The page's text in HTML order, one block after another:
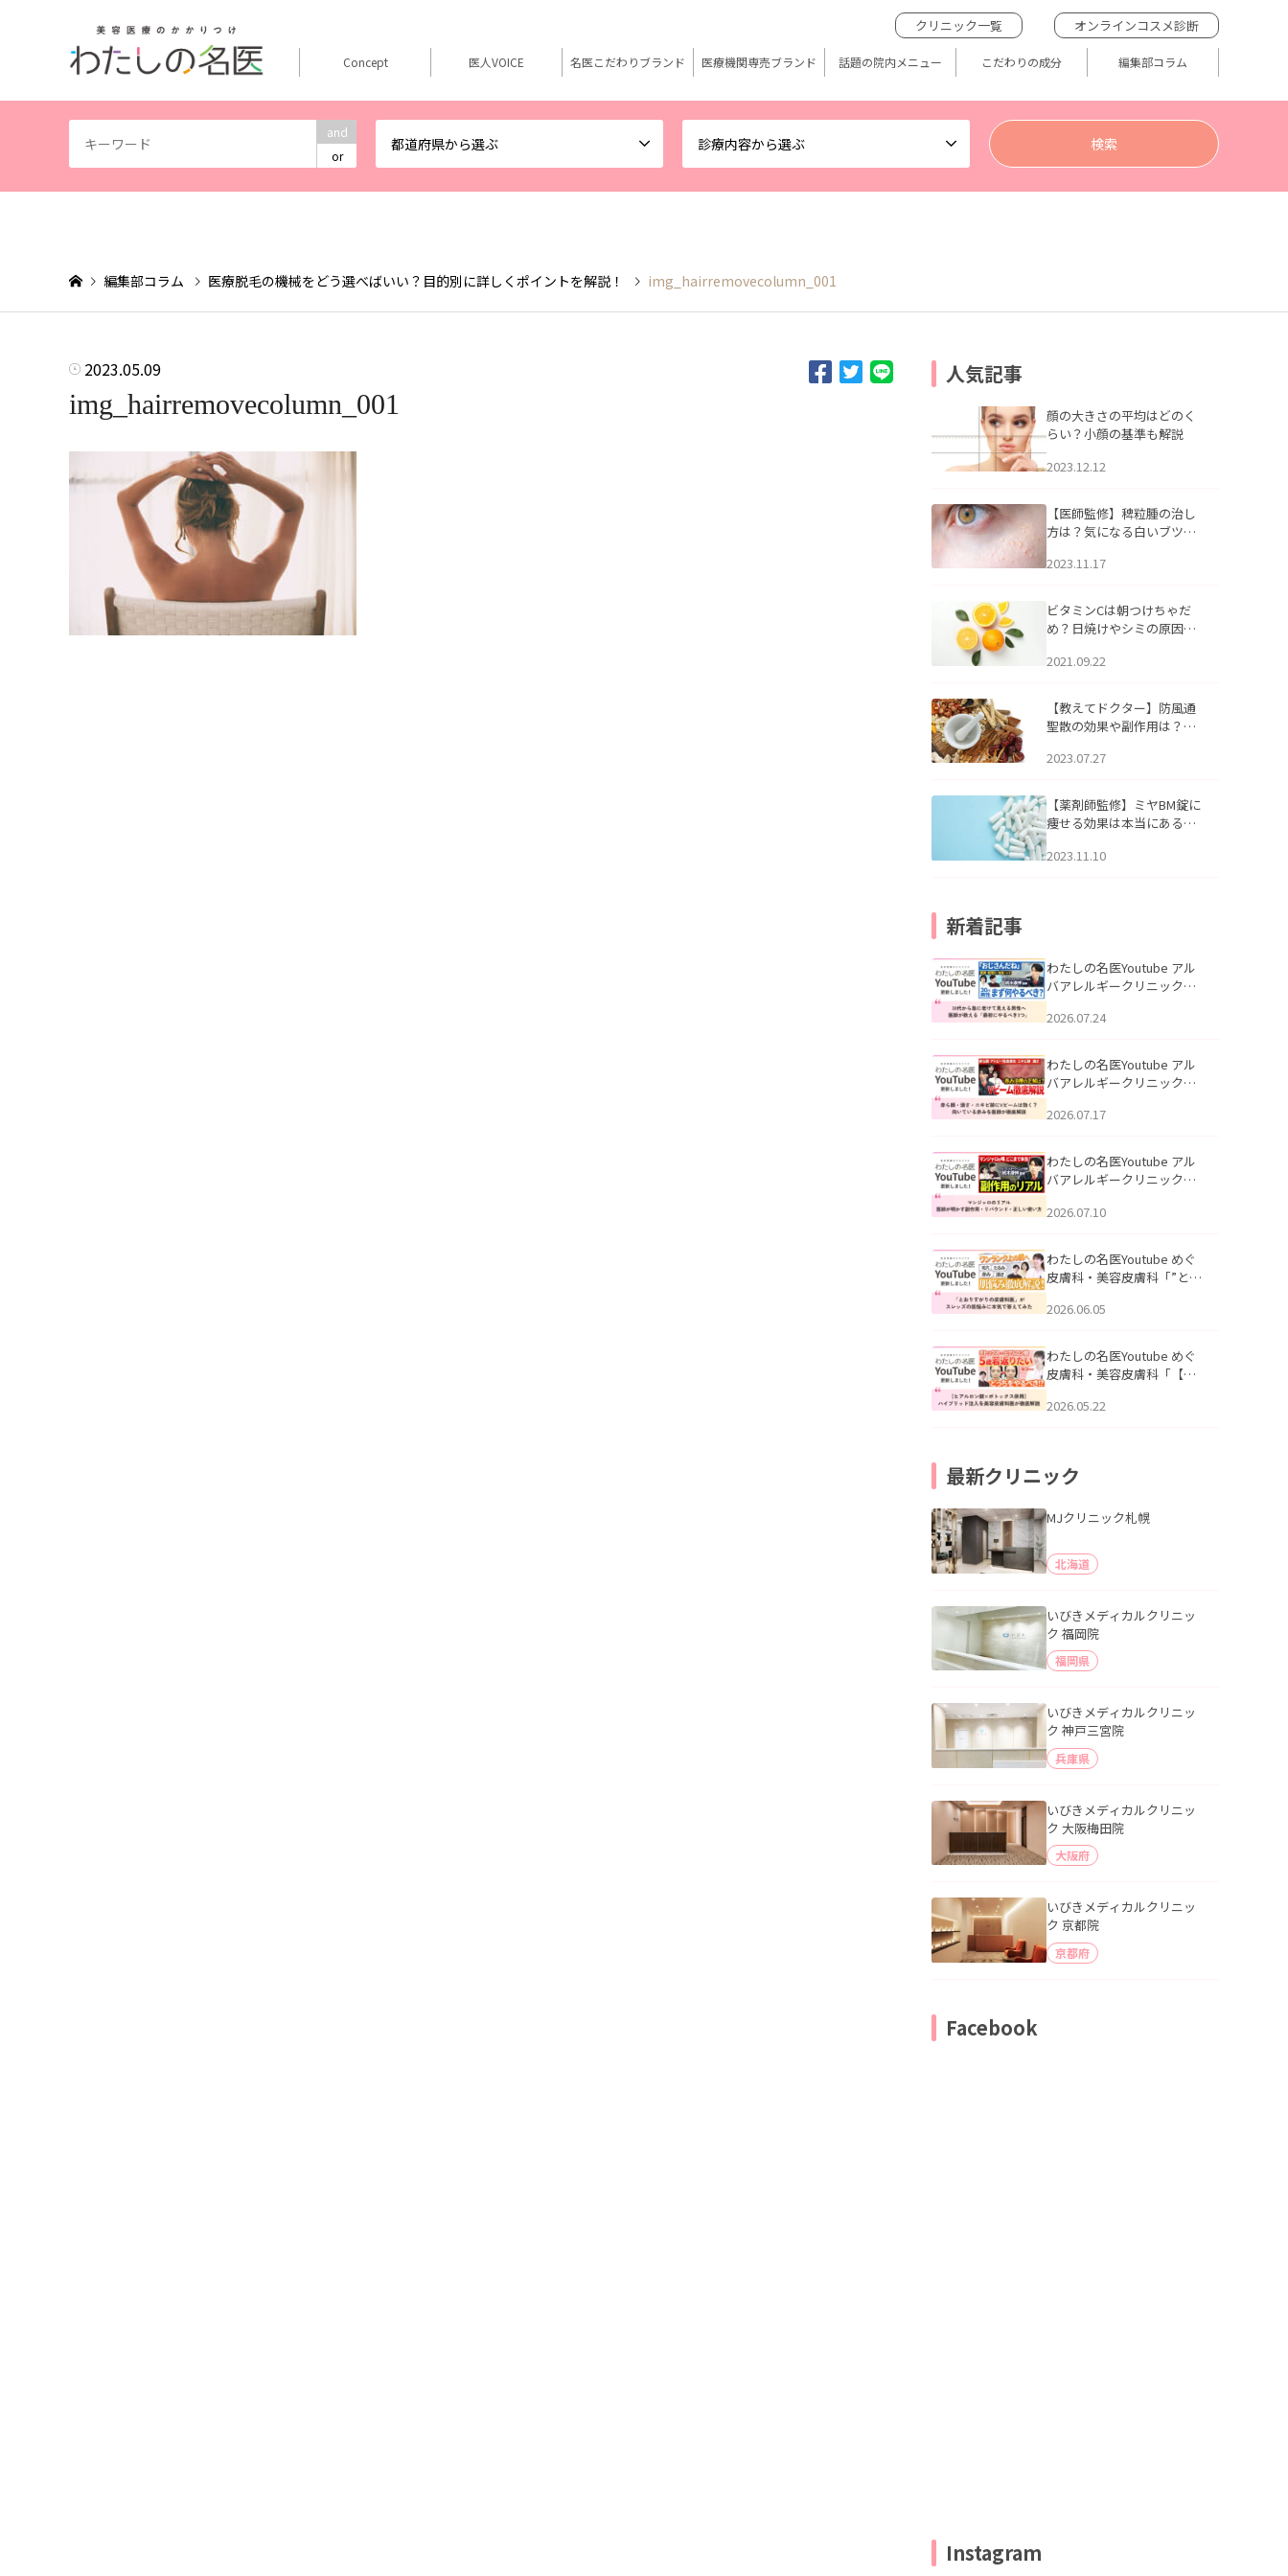
and
or
都道府県から選ぶ 診療内容から選ぶ
クリニック一覧 オンラインコスメ診断
Concept 医人VOICE 名医こだわりブランド 医療機関専売ブランド 話題の院内メニュー こだわりの成分 編集部コラム
編集部コラム 医療脱毛の機械をどう選べばいい？目的別に詳しくポイントを解説！ img_hairremovecolumn_001
2023.05.09
img_hairremovecolumn_001
人気記事
顔の大きさの平均はどのく
らい？小顔の基準も解説
2023.12.12
【医師監修】稗粒腫の治し
方は？気になる白いブツブ
アについて
2023.11.17
ビタミンCは朝つけちゃだ
め？日焼けやシミの原因に
2021.09.22
【教えてドクター】防風通
聖散の効果や副作用は？長
2023.07.27
【薬剤師監修】ミヤBM錠に
痩せる効果は本当にある
2023.11.10
新着記事
わたしの名医Youtube アル
バアレルギークリニック札
える男性へ｜医師が教える
公開いたしました。
2026.07.24
わたしの名医Youtube アル
バアレルギークリニック札
跡にVビームは効く？向いて
説」を公開いたしました。
2026.07.17
わたしの名医Youtube アル
バアレルギークリニック札
医師が明かす副作用・リバ
公開いたしました。
2026.07.10
わたしの名医Youtube めぐ
皮膚科・美容皮膚科「”とお
ッズの肌悩みに本気で答え
た。
2026.06.05
わたしの名医Youtube めぐ
皮膚科・美容皮膚科「【ヒ
用】ハイブリッド注入を美
2026.05.22
最新クリニック
MJクリニック札幌
北海道
いびきメディカルクリニッ
ク 福岡院
福岡県
いびきメディカルクリニッ
ク 神戸三宮院
兵庫県
いびきメディカルクリニッ
ク 大阪梅田院
大阪府
いびきメディカルクリニッ
ク 京都院
京都府
Facebook
Instagram